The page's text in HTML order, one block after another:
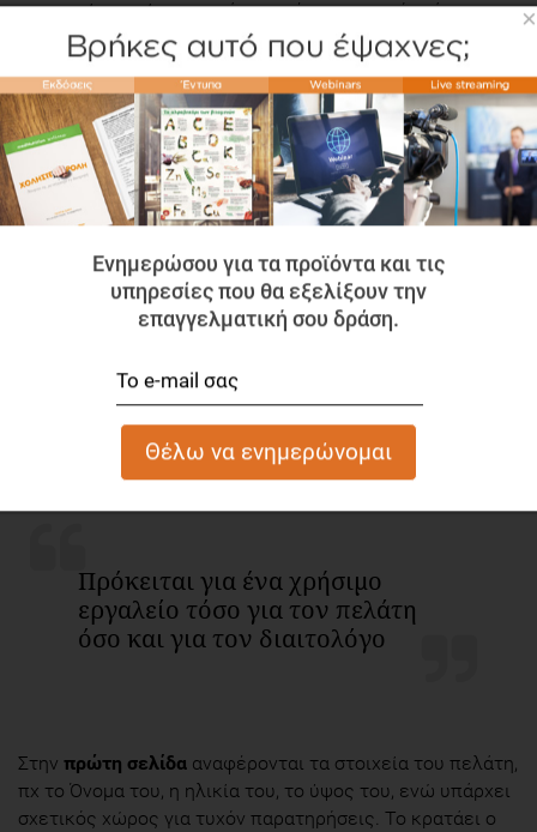
απεικονίσεις γίνονται πάνω σε ένα κανονικό πιάτο
φαγητού, ενώ για να διασφαλιστεί ότι δίνεται η σωστή
αίσθηση του μεγέθους, κάθε μερίδα αντιστοιχίζεται
οπτικά με αντικείμενα από την καθημερινή ζωή, με τα
οποία είναι εξοικειωμένος, όπως για παράδειγμα το i-
phone, τα κεράκια ρεσώ, το σαπούνι, η λάμπα
πυρακτώσεως, το σπιρτόκουτο, οι αλκαλικές μπαταρίες
και γενικώς αντικείμενα που χρησιμοποιείς στην
καθημερινότητά σου!
Επιπλέον, το γεγονός ότι πρόκειται για εφαρμογή
επιτρέπει την πρόσβαση σε αυτή ανά πάσα ώρα και
στιγμή καθώς είναι διαθέσιμη τόσο για ηλεκτρονικό
Φόρμα Πορείας Πελάτη
Πρόκειται για ένα χρήσιμο
εργαλείο τόσο για τον πελάτη
όσο και για τον διαιτολόγο
Στην πρώτη σελίδα αναφέρονται τα στοιχεία του πελάτη,
πχ το Όνομα του, η ηλικία του, το ύψος του, ενώ υπάρχει
σχετικός χώρος για τυχόν παρατηρήσεις. Το κρατάει ο
×
Ενημερώσου για τα προϊόντα και τις
υπηρεσίες που θα εξελίξουν την
επαγγελματική σου δράση.